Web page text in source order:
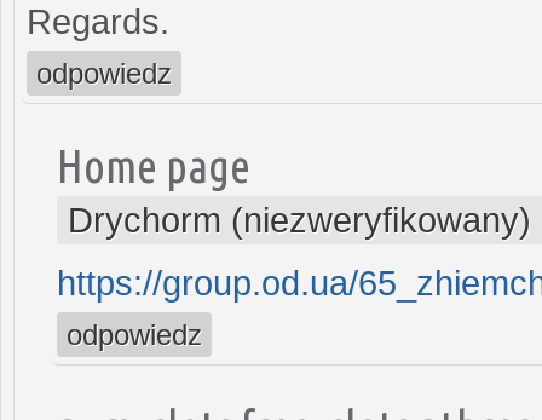
Regards.
odpowiedz
Home page
Drychorm (niezweryfikowany)
https://group.od.ua/
odpowiedz